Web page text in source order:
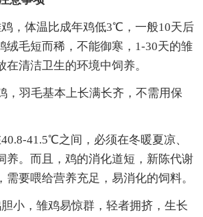
，体温比成年鸡低3℃，一般10天后
绒毛短而稀，不能御寒，1-30天的雏
清洁卫生的环境中饲养。
，羽毛基本上长满长齐，不需用保
41.5℃之间，必须在冬暖夏凉、
养。而且，鸡的消化道短，新陈代谢
需要喂给营养充足，易消化的饲料。
小，雏鸡易惊群，轻者拥挤，生长